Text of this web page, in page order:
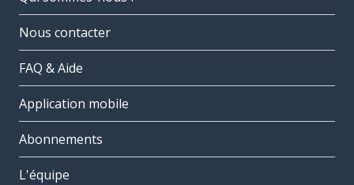
Nous contacter
FAQ & Aide
Application mobile
Abonnements
L'équipe